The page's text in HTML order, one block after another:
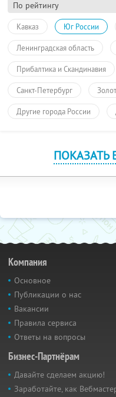
По рейтингу
Кавказ Юг России
Ленинградская область
Прибалтика и Скандинавия
Санкт-Петербург
Другие города России
ПОКАЗАТЬ
Компания
Основное
Публикации о нас
Вакансии
Правила сервиса
Ответы на вопросы
Бизнес-Партнёрам
Давайте сделаем акцию!
Заработайте, как